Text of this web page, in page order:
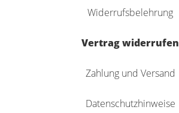
Widerrufsbelehrung
Vertrag widerrufen
Zahlung und Versand
Datenschutzhinweise